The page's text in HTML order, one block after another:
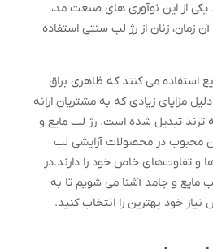
یکی از این نوآوری های صنعت مد،
زمان، زنان از رژ لب سنتی استفاده
استفاده می کنند که ظاهری براق
مزایای زیادی که به مشتریان ارائه
ترند تبدیل شده است. رژ لب مایع و
محبوب در محصولات آرایشی لب
و تفاوت‌های خاص خود را دارند.در
مایع و جامد آشنا می شویم تا به
خود بهترین را انتخاب کنید.